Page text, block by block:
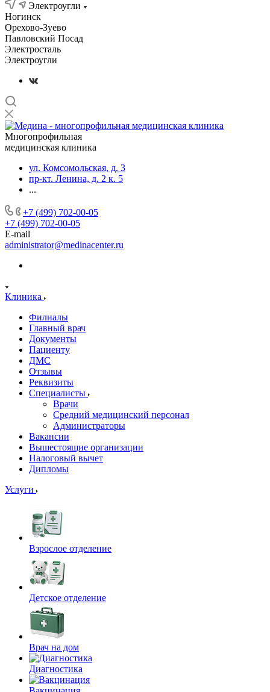
Электроугли
Ногинск
Орехово-Зуево
Павловский Посад
Электросталь
Электроугли
Многопрофильная
медицинская клиника
ул. Комсомольская, д. 3
пр-кт. Ленина, д. 2 к. 5
...
+7 (499) 702-00-05
+7 (499) 702-00-05
E-mail
administrator@medinacenter.ru
Клиника
Филиалы
Главный врач
Документы
Пациенту
ДМС
Отзывы
Реквизиты
Специалисты
Врачи
Средний медицинский персонал
Администраторы
Вакансии
Вышестоящие организации
Налоговый вычет
Дипломы
Услуги
Взрослое отделение
Детское отделение
Врач на дом
Диагностика